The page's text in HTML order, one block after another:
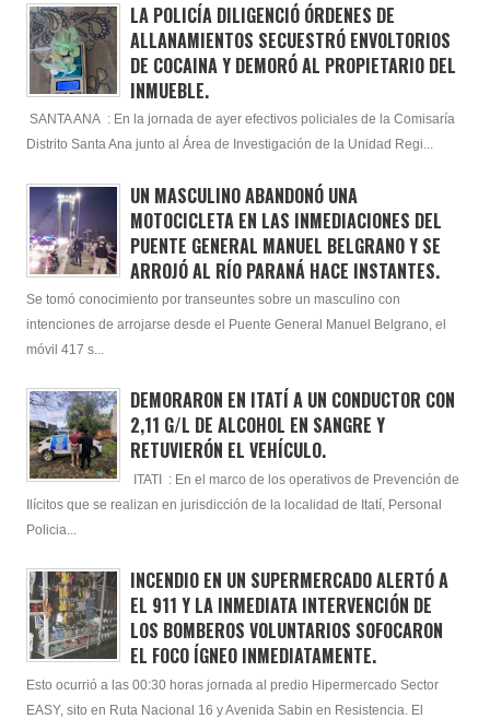
LA POLICÍA DILIGENCIÓ ÓRDENES DE
ALLANAMIENTOS SECUESTRÓ ENVOLTORIOS
DE COCAINA Y DEMORÓ AL PROPIETARIO DEL
INMUEBLE.
SANTA ANA : En la jornada de ayer efectivos policiales de la Comisaría
Distrito Santa Ana junto al Área de Investigación de la Unidad Regi...
UN MASCULINO ABANDONÓ UNA
MOTOCICLETA EN LAS INMEDIACIONES DEL
PUENTE GENERAL MANUEL BELGRANO Y SE
ARROJÓ AL RÍO PARANÁ HACE INSTANTES.
Se tomó conocimiento por transeuntes sobre un masculino con
intenciones de arrojarse desde el Puente General Manuel Belgrano, el
móvil 417 s...
DEMORARON EN ITATÍ A UN CONDUCTOR CON
2,11 G/L DE ALCOHOL EN SANGRE Y
RETUVIERÓN EL VEHÍCULO.
ITATI : En el marco de los operativos de Prevención de
Ilícitos que se realizan en jurisdicción de la localidad de Itatí, Personal
Policia...
INCENDIO EN UN SUPERMERCADO ALERTÓ A
EL 911 Y LA INMEDIATA INTERVENCIÓN DE
LOS BOMBEROS VOLUNTARIOS SOFOCARON
EL FOCO ÍGNEO INMEDIATAMENTE.
Esto ocurrió a las 00:30 horas jornada al predio Hipermercado Sector
EASY, sito en Ruta Nacional 16 y Avenida Sabin en Resistencia. El